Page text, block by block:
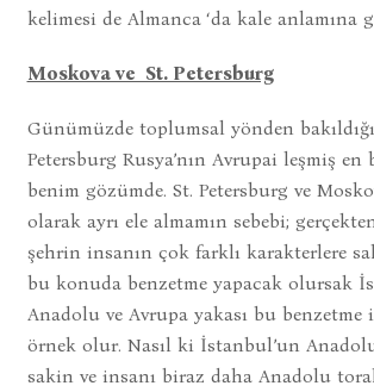
kelimesi de Almanca ‘da kale anlamına
Moskova ve St. Petersburg
Günümüzde toplumsal yönden
Petersburg Rusya’nın Avrupai leşmiş
benim gözümde. St. Petersburg ve
olarak ayrı ele almamın sebebi;
şehrin insanın çok farklı karakterlere
bu konuda benzetme yapacak olursak
Anadolu ve Avrupa yakası bu
örnek olur. Nasıl ki İstanbul’un
sakin ve insanı biraz daha Anadolu